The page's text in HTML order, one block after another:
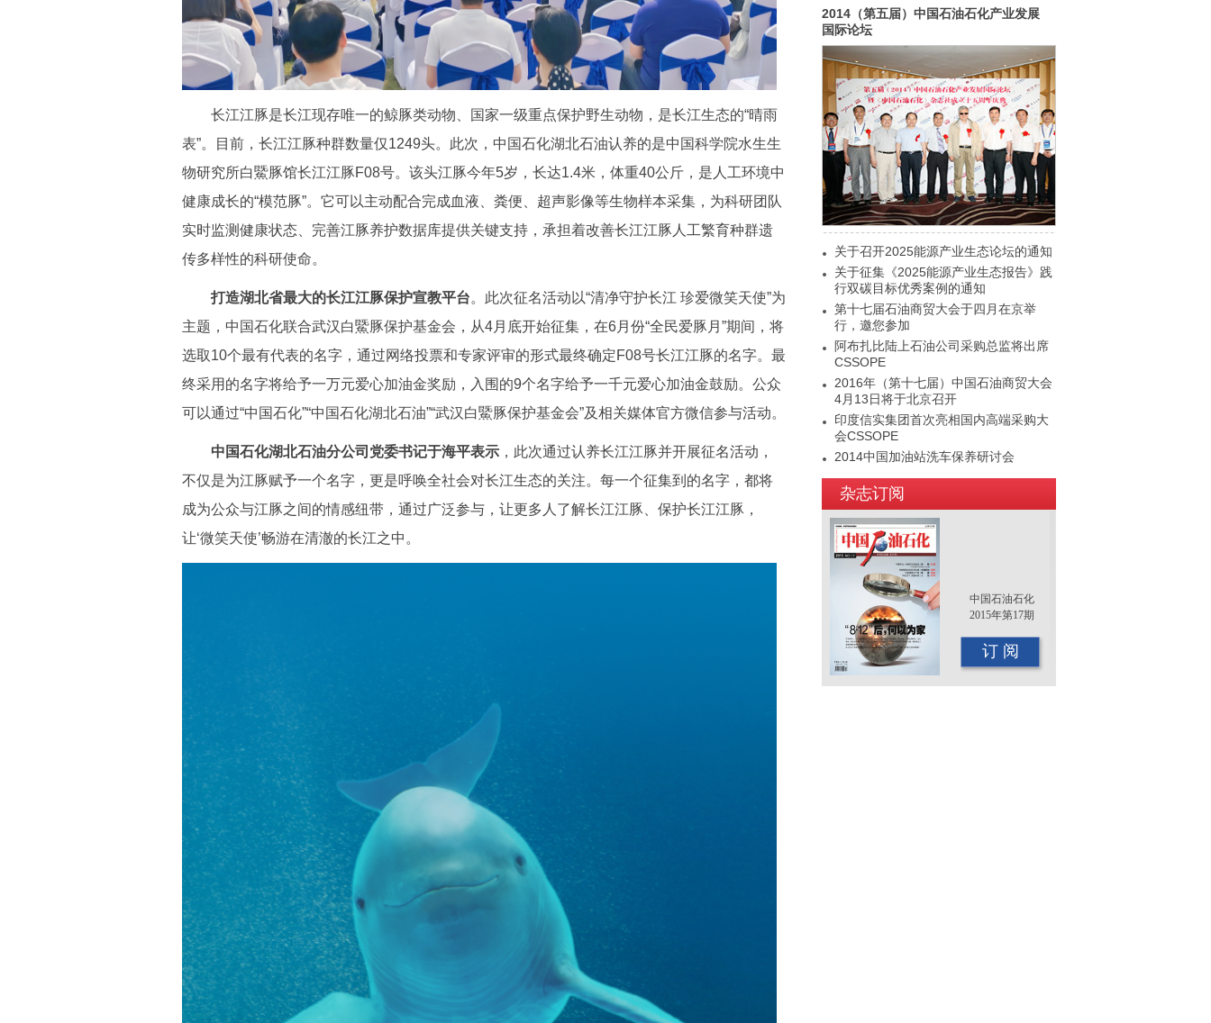
长江江豚是长江现存唯一的鲸豚类动物、国家一级重点保护野生动物，是长江生态的“晴雨
表”。目前，长江江豚种群数量仅1249头。此次，中国石化湖北石油认养的是中国科学院水生生
物研究所白鱀豚馆长江江豚F08号。该头江豚今年5岁，长达1.4米，体重40公斤，是人工环境中
健康成长的“模范豚”。它可以主动配合完成血液、粪便、超声影像等生物样本采集，为科研团队
实时监测健康状态、完善江豚养护数据库提供关键支持，承担着改善长江江豚人工繁育种群遗
传多样性的科研使命。
打造湖北省最大的长江江豚保护宣教平台。此次征名活动以“清净守护长江 珍爱微笑天使”为
主题，中国石化联合武汉白鱀豚保护基金会，从4月底开始征集，在6月份“全民爱豚月”期间，将
选取10个最有代表的名字，通过网络投票和专家评审的形式最终确定F08号长江江豚的名字。最
终采用的名字将给予一万元爱心加油金奖励，入围的9个名字给予一千元爱心加油金鼓励。公众
可以通过“中国石化”“中国石化湖北石油”“武汉白鱀豚保护基金会”及相关媒体官方微信参与活动。
中国石化湖北石油分公司党委书记于海平表示 ，此次通过认养长江江豚并开展征名活动，
不仅是为江豚赋予一个名字，更是呼唤全社会对长江生态的关注。每一个征集到的名字，都将
成为公众与江豚之间的情感纽带，通过广泛参与，让更多人了解长江江豚、保护长江江豚，
让‘微笑天使’畅游在清澈的长江之中。
2014（第五届）中国石油石化产业发展
国际论坛
关于召开2025能源产业生态论坛的通知
关于征集《2025能源产业生态报告》践
行双碳目标优秀案例的通知
第十七届石油商贸大会于四月在京举
行，邀您参加
阿布扎比陆上石油公司采购总监将出席
CSSOPE
2016年（第十七届）中国石油商贸大会
4月13日将于北京召开
印度信实集团首次亮相国内高端采购大
会CSSOPE
2014中国加油站洗车保养研讨会
2015年（第十二届）中国国际油品行业
年终大会即将召开
杂志订阅
中国石油石化
2015年第17期
订 阅